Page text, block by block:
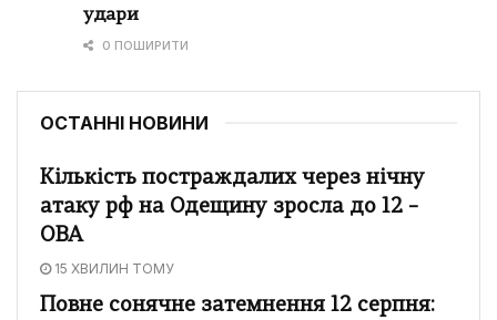
удари
0 ПОШИРИТИ
ОСТАННІ НОВИНИ
Кількість постраждалих через нічну
атаку рф на Одещину зросла до 12 –
ОВА
15 ХВИЛИН ТОМУ
Повне сонячне затемнення 12 серпня: